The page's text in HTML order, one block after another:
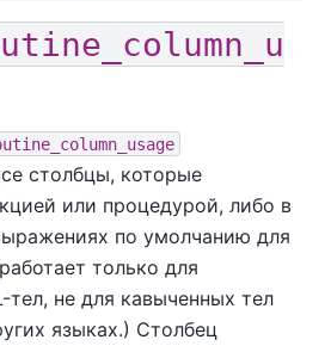
столбцы, которые
или процедурой, либо в
по умолчанию для
только для
тел, не для кавыченных тел
языках.) Столбец